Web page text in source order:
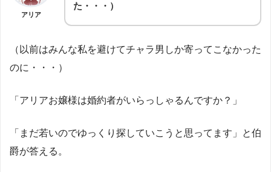
アリア
た・・・）
（以前はみんな私を避けてチャラ男しか寄ってこなかった
のに・・・）
「アリアお嬢様は婚約者がいらっしゃるんですか？」
「まだ若いのでゆっくり探していこうと思ってます」と伯
爵が答える。